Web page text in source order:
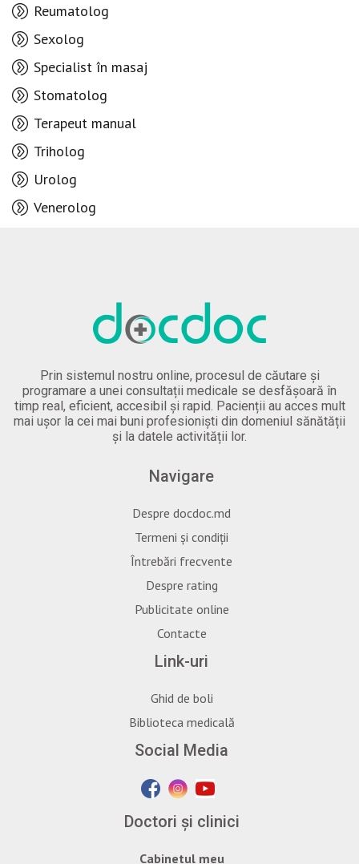
Reumatolog
Sexolog
Specialist în masaj
Stomatolog
Terapeut manual
Triholog
Urolog
Venerolog
Prin sistemul nostru online, procesul de căutare și
programare a unei consultații medicale se desfășoară în
timp real, eficient, accesibil și rapid. Pacienții au acces mult
mai ușor la cei mai buni profesioniști din domeniul sănătății
și la datele activității lor.
Navigare
Despre docdoc.md
Termeni și condiții
Întrebări frecvente
Despre rating
Publicitate online
Contacte
Link-uri
Ghid de boli
Biblioteca medicală
Social Media
Doctori și clinici
Cabinetul meu